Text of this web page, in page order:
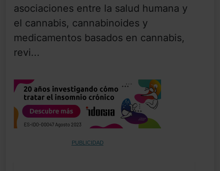
asociaciones entre la salud humana y
el cannabis, cannabinoides y
medicamentos basados en cannabis,
revi...
PUBLICIDAD